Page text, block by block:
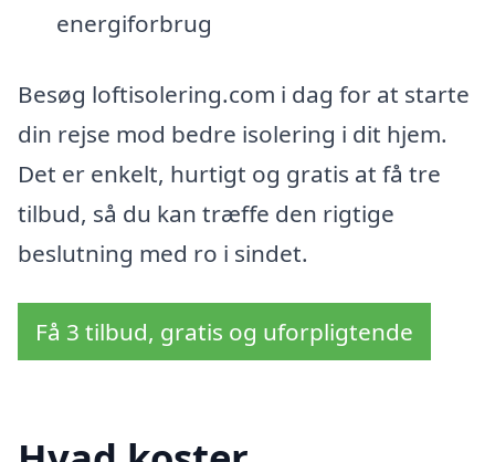
energiforbrug
Besøg loftisolering.com i dag for at starte
din rejse mod bedre isolering i dit hjem.
Det er enkelt, hurtigt og gratis at få tre
tilbud, så du kan træffe den rigtige
beslutning med ro i sindet.
Få 3 tilbud, gratis og uforpligtende